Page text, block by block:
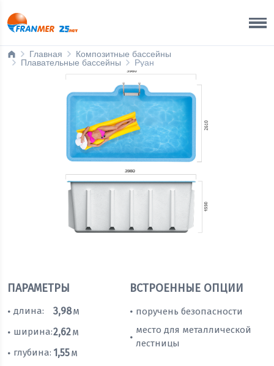
Главная
Композитные бассейны
Плавательные бассейны
Руан
ПАРАМЕТРЫ
• длина: 3,98м
• ширина:2,62м
• глубина: 1,55м
ВСТРОЕННЫЕ ОПЦИИ
• поручень безопасности
•
место для металлической
лестницы